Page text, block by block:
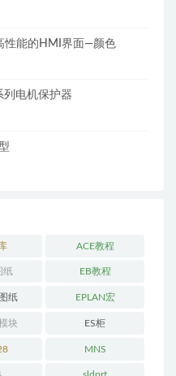
性能的HMI界面—颜色
列电机保护器
ACE教程
纸 EB教程
纸 EPLAN宏
块 ES柜
MNS